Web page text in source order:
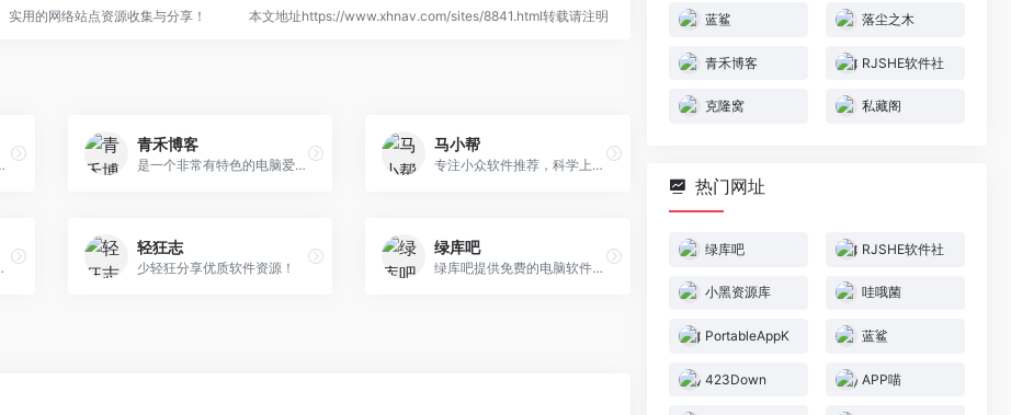
用的网络站点资源收集与分享！ 本文地址https://www.xhnav.com/sites/8841.html转载请注明
新社媒注册教程和相关新闻
青禾博客
是一个非常有特色的电脑爱好者网站。本网站专注于推荐优秀软件、APP应用和互联网资源，长期免费分享各种精品软件和教程，承诺永久无广告无捆绑不收费不套路，是电脑爱好者最佳的软件下载和学习交流场所。
马小帮
专注小众软件推荐，科学上网经验分享，这里有各种电脑手机使用技巧，以及好玩有用的互联网经验！
系统下载站！....
轻狂志
少轻狂分享优质软件资源！
绿库吧
绿库吧提供免费的电脑软件下载、APP软件下载、手机应用下载、Mac苹果软件下载，本站全力打造一个安全、快速、绿色、无病毒的软件和软件下载平台。
蓝鲨 落尘之木
青禾博客 RJSHE软件社
克隆窝 私藏阁
热门网址
绿库吧 RJSHE软件社
小黑资源库 哇哦菌
PortableAppK 蓝鲨
423Down APP喵